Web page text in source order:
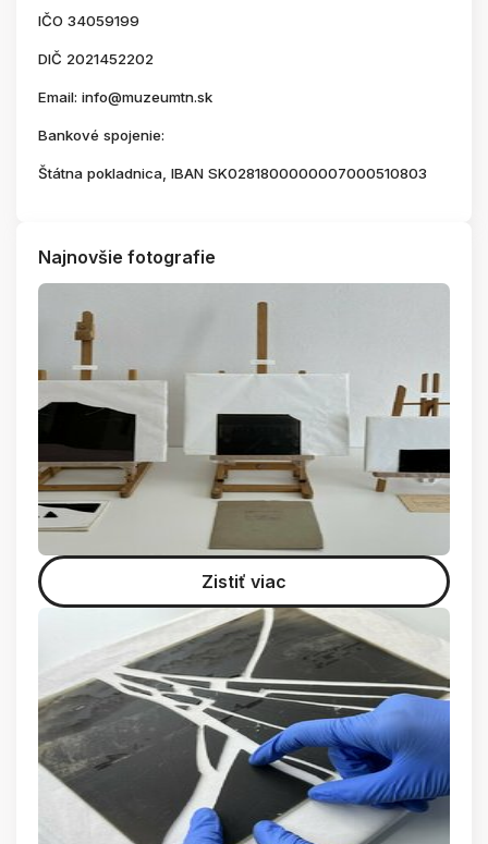
IČO 34059199
DIČ 2021452202
Email: info@muzeumtn.sk
Bankové spojenie:
Štátna pokladnica, IBAN SK0281800000007000510803
Najnovšie fotografie
Zistiť viac